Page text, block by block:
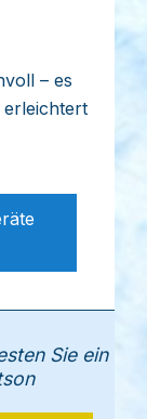
– es
Sie ein